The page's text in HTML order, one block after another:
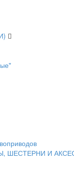
ШЕСТЕРНИ И